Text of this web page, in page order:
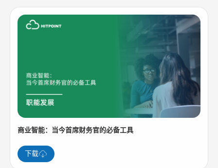
商业智能：当今首席财务官的必备工具
下载